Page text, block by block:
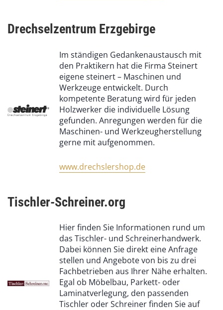
Drechselzentrum Erzgebirge
Im ständigen Gedankenaustausch mit
den Praktikern hat die Firma Steinert
eigene steinert – Maschinen und
Werkzeuge entwickelt. Durch
kompetente Beratung wird für jeden
Holzwerker die individuelle Lösung
gefunden. Anregungen werden für die
Maschinen- und Werkzeugherstellung
gerne mit aufgenommen.
www.drechslershop.de
Tischler-Schreiner.org
Hier finden Sie Informationen rund um
das Tischler- und Schreinerhandwerk.
Dabei können Sie direkt eine Anfrage
stellen und Angebote von bis zu drei
Fachbetrieben aus Ihrer Nähe erhalten.
Egal ob Möbelbau, Parkett- oder
Laminatverlegung, den passenden
Tischler oder Schreiner finden Sie auf